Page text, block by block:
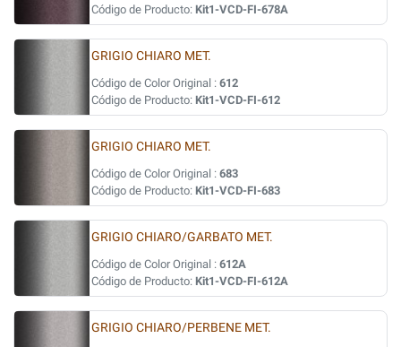
Código de Producto: Kit1-VCD-FI-678A
GRIGIO CHIARO MET.
Código de Color Original : 612
Código de Producto: Kit1-VCD-FI-612
GRIGIO CHIARO MET.
Código de Color Original : 683
Código de Producto: Kit1-VCD-FI-683
GRIGIO CHIARO/GARBATO MET.
Código de Color Original : 612A
Código de Producto: Kit1-VCD-FI-612A
GRIGIO CHIARO/PERBENE MET.